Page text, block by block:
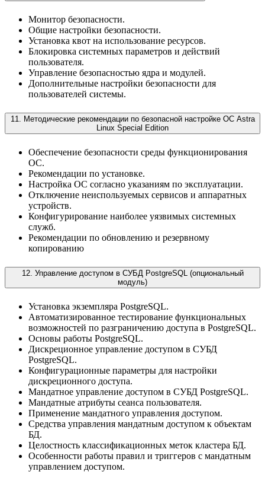
Монитор безопасности.
Общие настройки безопасности.
Установка квот на использование ресурсов.
Блокировка системных параметров и действий
пользователя.
Управление безопасностью ядра и модулей.
Дополнительные настройки безопасности для
пользователей системы.
11. Методические рекомендации по безопасной настройке ОС Astra
Linux Special Edition
Обеспечение безопасности среды функционирования
ОС.
Рекомендации по установке.
Настройка ОС согласно указаниям по эксплуатации.
Отключение неиспользуемых сервисов и аппаратных
устройств.
Конфигурирование наиболее уязвимых системных
служб.
Рекомендации по обновлению и резервному
копированию
12. Управление доступом в СУБД PostgreSQL (опциональный
модуль)
Установка экземпляра PostgreSQL.
Автоматизированное тестирование функциональных
возможностей по разграничению доступа в PostgreSQL.
Основы работы PostgreSQL.
Дискреционное управление доступом в СУБД
PostgreSQL.
Конфигурационные параметры для настройки
дискреционного доступа.
Мандатное управление доступом в СУБД PostgreSQL.
Мандатные атрибуты сеанса пользователя.
Применение мандатного управления доступом.
Средства управления мандатным доступом к объектам
БД.
Целостность классификационных меток кластера БД.
Особенности работы правил и триггеров с мандатным
управлением доступом.